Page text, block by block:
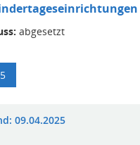
abgesetzt
09.04.2025